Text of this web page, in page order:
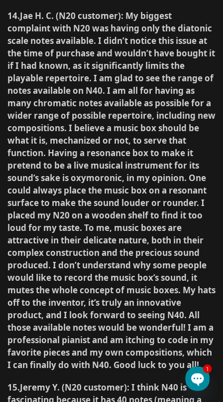
14.Jae H. C. (N20 customer): My biggest
complaint with N20 was having only the diatonic
scale notes available. I didn’t notice this issue at
the time of purchase and wouldn’t have bought it
if I had known, as it significantly limits the
playable repertoire. I am glad to see the range of
notes available on N40. I am all for having as
many chromatic notes available as possible for a
wider range of possible repertoire, including new
compositions. I believe a music box should be
what it is, mechanized or not, to serve that
function. Having a resonance box to make it
pretend to be a live musical instrument for its
sound’s sake is oxymoronic, in my opinion. One
could always place the music box on a resonant
surface to make the sound louder or rounder. I
placed my N20 on a wooden shelf to find it too
loud for my taste. To me, music boxes are
attractive in their delicate nature, both in their
complex construction and the precious sound
produced. I don’t understand why some people
would like to record the music box’s sound, it
mutes the whole concept of music boxes. My hats
off to the inventor, it’s truly an innovative
product, and I look forward to seeing N40. All
those available notes would be wonderful! I am a
professional pianist and am itching to code in my
favorite pieces and my own compositions, which
I can finally do with N40. Good luck to you all!
15.Jeremy Y. (N20 customer): I think N40 is
Open
1